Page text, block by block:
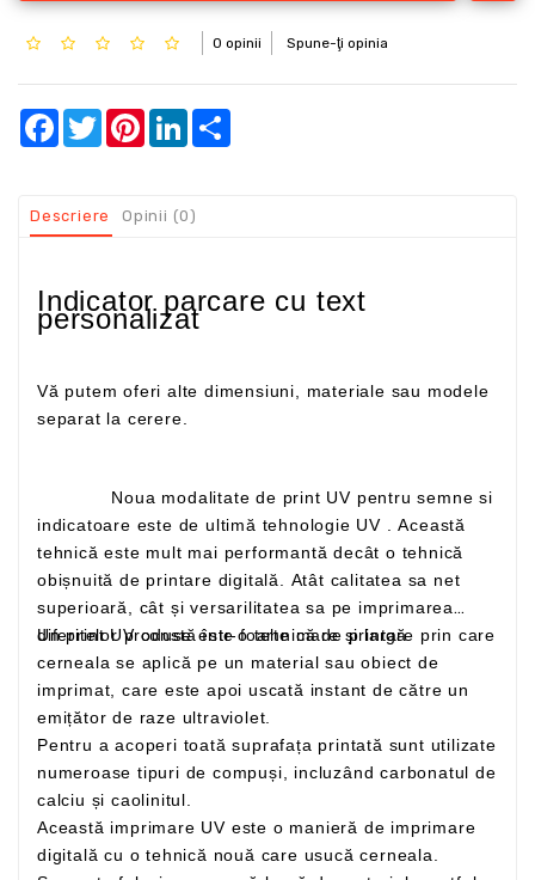
0 opinii Spune-ţi opinia
Facebook
TwitterPinterestLinkedIn
Descriere Opinii (0)
Indicator parcare cu text
personalizat
Vă putem oferi alte dimensiuni, materiale sau modele
separat la cerere.
indicatoare este de ultimă tehnologie UV . Această
tehnică este mult mai performantă decât o tehnică
obișnuită de printare digitală. Atât calitatea sa net
superioară, cât și versarilitatea sa pe imprimarea
diferitelor produse este foarte mare și largă
Un print UV constă într-o tehnică de printare prin care
cerneala se aplică pe un material sau obiect de
imprimat, care este apoi uscată instant de către un
emițător de raze ultraviolet.
Pentru a acoperi toată suprafața printată sunt utilizate
numeroase tipuri de compuși, incluzând carbonatul de
calciu și caolinitul.
Această imprimare UV este o manieră de imprimare
digitală cu o tehnică nouă care usucă cerneala.